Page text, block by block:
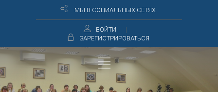
МЫ В СОЦИАЛЬНЫХ СЕТЯХ
ВОЙТИ
ЗАРЕГИСТРИРОВАТЬСЯ